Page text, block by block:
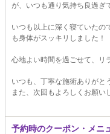
が、いつも通り気持ち良過ぎ
いつも以上に深く寝ていたの
も身体がスッキリしました！
心地よい時間を過ごせて、リ
いつも、丁寧な施術ありがと
また、次回もよろしくお願い
予約時のクーポン・メニ